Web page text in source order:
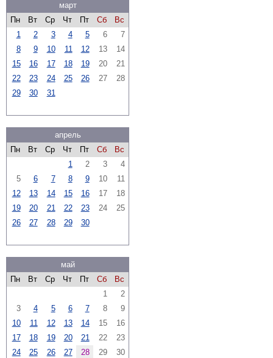
март
Пн
Вт Ср Чт Пт Сб
Вс
1
2 3 4 5 6
7
8
9 10 11 12 13
14
15
16 17 18 19 20
21
22
23 24 25 26 27
28
29
30 31
апрель
Пн
Вт Ср Чт Пт Сб
Вс
1
2 3
4
5
6 7 8 9 10
11
12
13 14 15 16 17
18
19
20 21 22 23 24
25
26
27 28 29 30
май
Пн
Вт Ср Чт Пт Сб
Вс
1
2
3
4 5 6 7 8
9
10
11 12 13 14 15
16
17
18 19 20 21 22
23
24
25 26 27 28 29
30